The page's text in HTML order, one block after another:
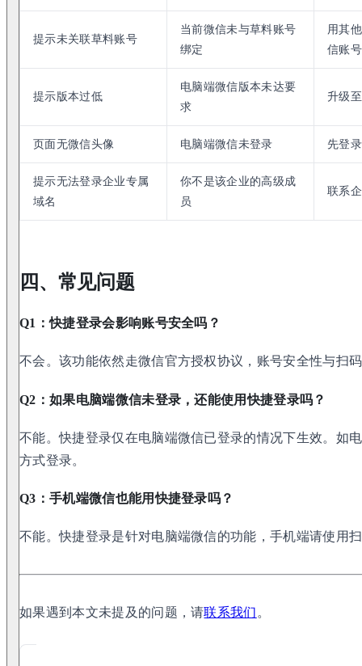
提示未关联草料账号
当前微信未与草料账号
绑定
用其
信账号
提示版本过低
电脑端微信版本未达要
求
升级
页面无微信头像 电脑端微信未登录 先登
提示无法登录企业专属
域名
你不是该企业的高级成
员
联系
四、常见问题
Q1：快捷登录会影响账号安全吗？
不会。该功能依然走微信官方授权协议，账号安全性与扫
Q2：如果电脑端微信未登录，还能使用快捷登录吗？
不能。快捷登录仅在电脑端微信已登录的情况下生效。如
方式登录。
Q3：手机端微信也能用快捷登录吗？
不能。快捷登录是针对电脑端微信的功能，手机端请使用
如果遇到本文未提及的问题，请联系我们 。